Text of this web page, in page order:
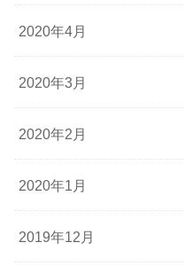
2020年4月
2020年3月
2020年2月
2020年1月
2019年12月